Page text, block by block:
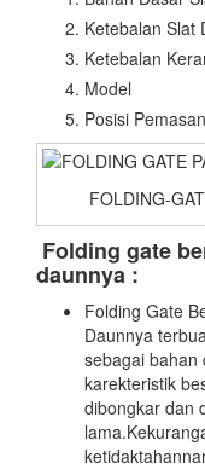
Ketebalan Slat
Ketebalan
Model
Posisi
FOLDING-
Folding gate
daunnya :
Folding Gate
Daunnya
sebagai bahan
karekteristik
dibongkar dan